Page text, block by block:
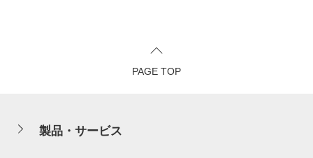
PAGE TOP
製品・サービス